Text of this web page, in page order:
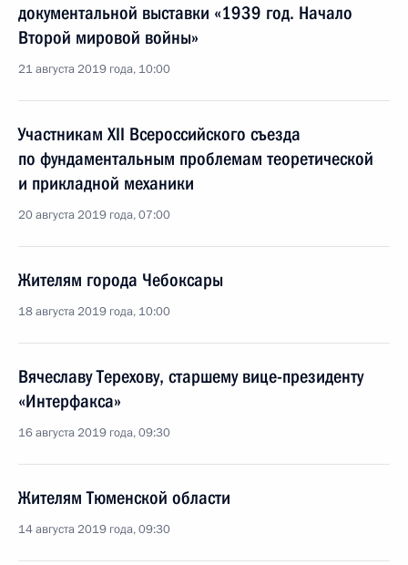
документальной выставки «1939 год. Начало
Второй мировой войны»
21 августа 2019 года, 10:00
Участникам XII Всероссийского съезда
по фундаментальным проблемам теоретической
и прикладной механики
20 августа 2019 года, 07:00
Жителям города Чебоксары
18 августа 2019 года, 10:00
Вячеславу Терехову, старшему вице-президенту
«Интерфакса»
16 августа 2019 года, 09:30
Жителям Тюменской области
14 августа 2019 года, 09:30